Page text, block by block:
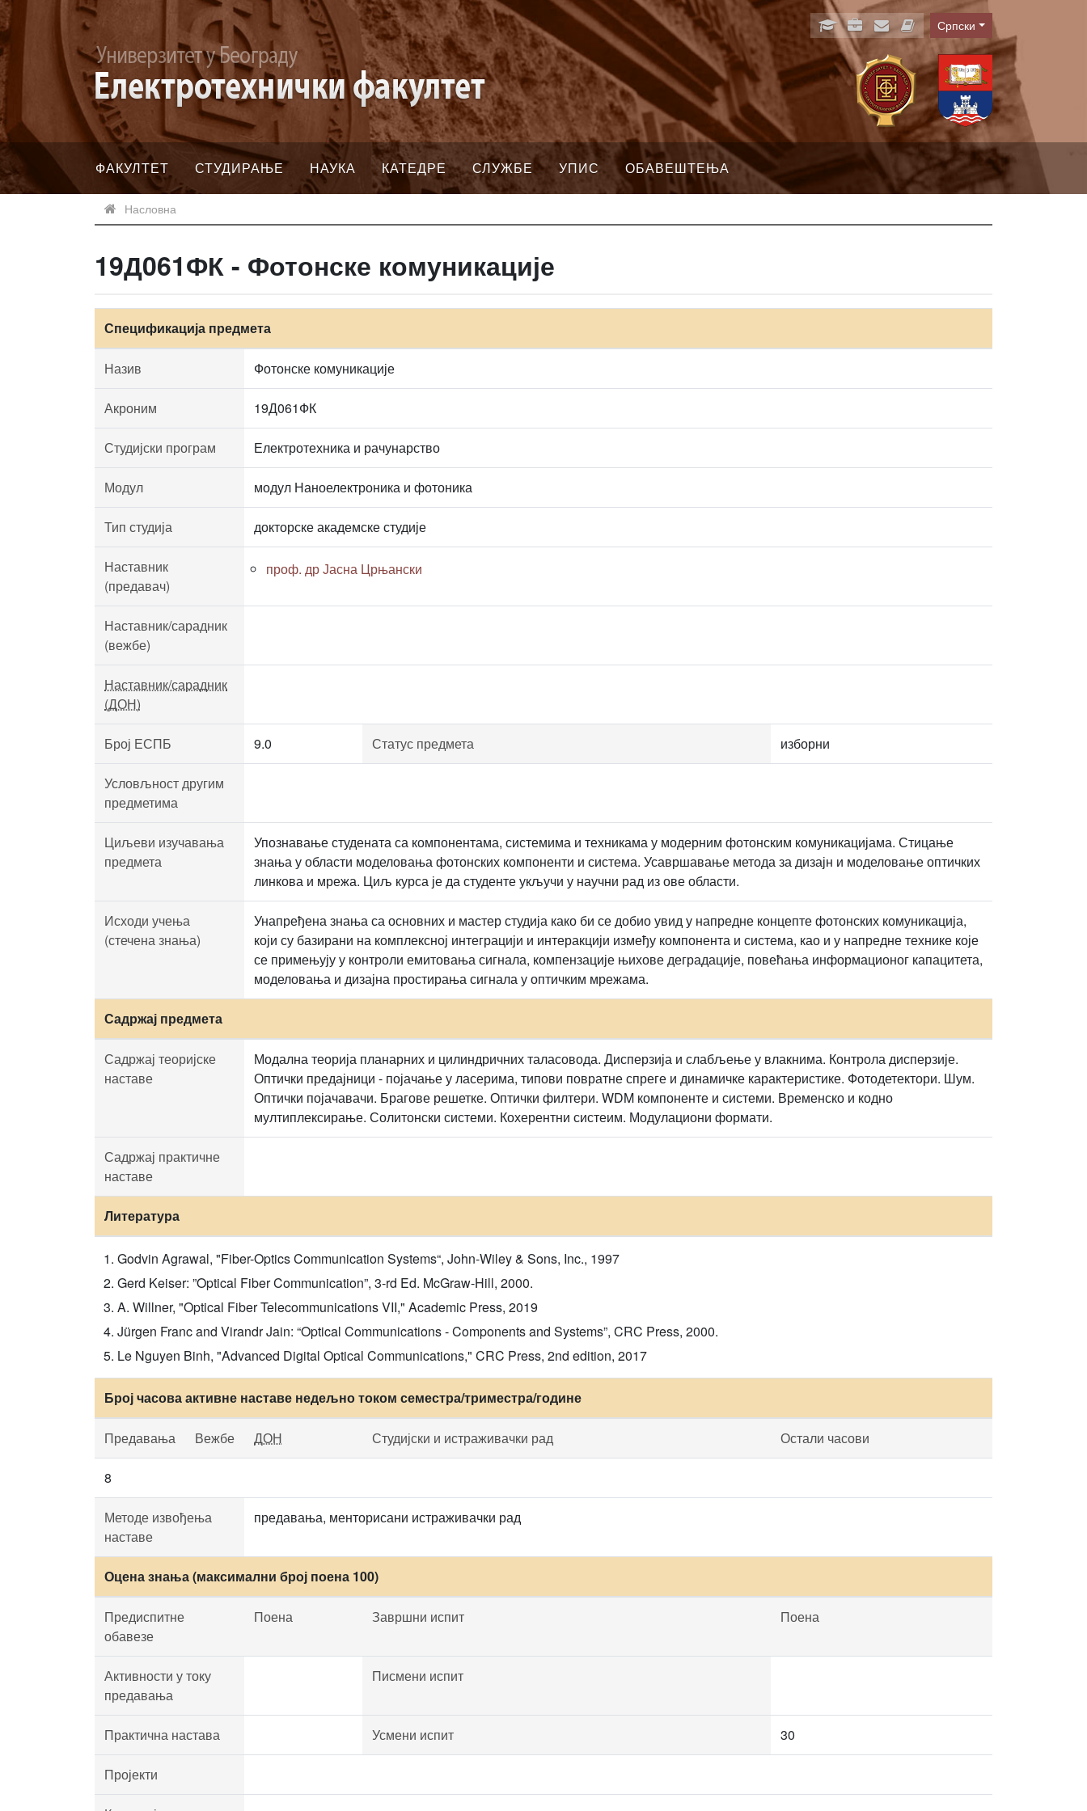
Language
Српски
ФАКУЛТЕТ СТУДИРАЊЕ НАУКА КАТЕДРЕ СЛУЖБЕ УПИС ОБАВЕШТЕЊА
Насловна
19Д061ФК - Фотонске комуникације
Спецификација предмета
Назив Фотонске комуникације
Акроним 19Д061ФК
Студијски програм Електротехника и рачунарство
Модул модул Наноелектроника и фотоника
Тип студија докторске академске студије
Наставник
(предавач)
проф. др Јасна Црњански
Наставник/сарадник
(вежбе)
Наставник/сарадник
(ДОН)
Број ЕСПБ 9.0 Статус предмета изборни
Условљност другим
предметима
Циљеви изучавања
предмета
Упознавање студената са компонентама, системима и техникама у модерним фотонским комуникацијама. Стицање
знања у области моделовања фотонских компоненти и система. Усавршавање метода за дизајн и моделовање оптичких
линкова и мрежа. Циљ курса је да студенте укључи у научни рад из ове области.
Исходи учења
(стечена знања)
Унапређена знања са основних и мастер студија како би се добио увид у напредне концепте фотонских комуникација,
који су базирани на комплексној интеграцији и интеракцији између компонента и система, као и у напредне технике које
се примењују у контроли емитовања сигнала, компензације њихове деградације, повећања информационог капацитета,
моделовања и дизајна простирања сигнала у оптичким мрежама.
Садржај предмета
Садржај теоријске
наставе
Модална теорија планарних и цилиндричних таласовода. Дисперзија и слабљење у влакнима. Контрола дисперзије.
Оптички предајници - појачање у ласерима, типови повратне спреге и динамичке карактеристике. Фотодетектори. Шум.
Оптички појачавачи. Брагове решетке. Оптички филтери. WDM компоненте и системи. Временско и кодно
мултиплексирање. Солитонски системи. Кохерентни систеим. Модулациони формати.
Садржај практичне
наставе
Литература
Godvin Agrawal, "Fiber-Optics Communication Systems“, John-Wiley & Sons, Inc., 1997
Gerd Keiser: ”Optical Fiber Communication”, 3-rd Ed. McGraw-Hill, 2000.
A. Willner, "Optical Fiber Telecommunications VII," Academic Press, 2019
Jürgen Franc and Virandr Jain: “Optical Communications - Components and Systems”, CRC Press, 2000.
Le Nguyen Binh, "Advanced Digital Optical Communications," CRC Press, 2nd edition, 2017
Број часова активне наставе недељно током семестра/триместра/године
Предавања Вежбе ДОН Студијски и истраживачки рад Остали часови
8
Методе извођења
наставе
предавања, менторисани истраживачки рад
Оцена знања (максимални број поена 100)
Предиспитне
обавезе
Поена Завршни испит Поена
Активности у току
предавања
Писмени испит
Практична настава Усмени испит 30
Пројекти